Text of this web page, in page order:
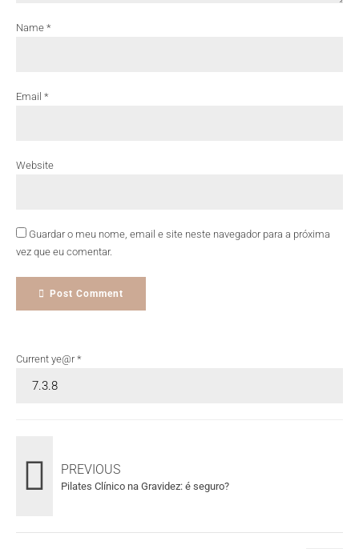
Name *
Email *
Website
Guardar o meu nome, email e site neste navegador para a próxima
vez que eu comentar.
Post Comment
Current ye@r*
PREVIOUS
Pilates Clínico na Gravidez: é seguro?